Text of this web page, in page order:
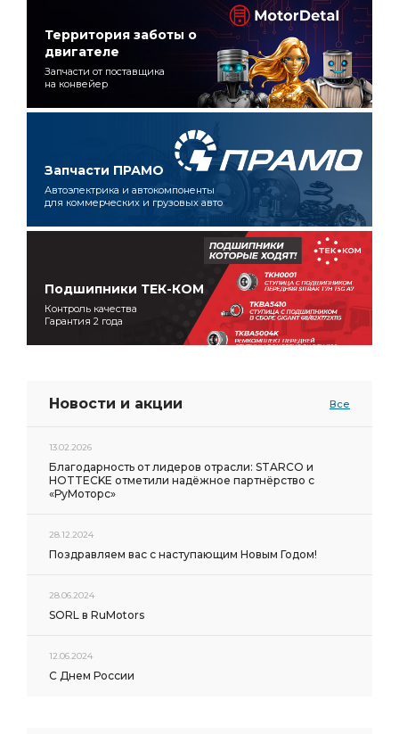
Территория заботы о
двигателе
Запчасти от поставщика
на конвейер
Запчасти ПРАМО
Автоэлектрика и автокомпоненты
для коммерческих и грузовых авто
Подшипники ТЕК-КОМ
Контроль качества
Гарантия 2 года
Новости и акции Все
13.02.2026
Благодарность от лидеров отрасли: STARCO и
HOTTECKE отметили надёжное партнёрство с
«РуМоторс»
28.12.2024
Поздравляем вас с наступающим Новым Годом!
28.06.2024
SORL в RuMotors
12.06.2024
С Днем России